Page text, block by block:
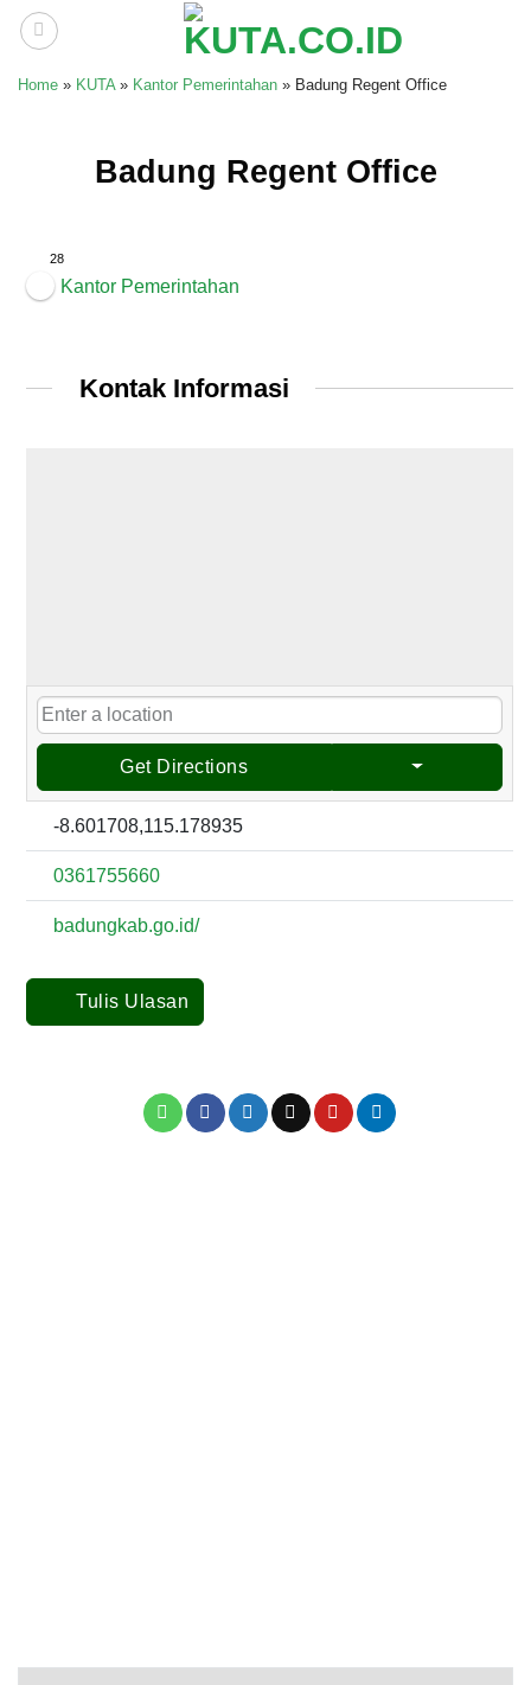
Skip
Home » KUTA» Kantor Pemerintahan » Badung Regent Office
Badung Regent Office
28
Kantor Pemerintahan
Kontak Informasi
Get Directions
-8.601708,115.178935
0361755660
badungkab.go.id/
Tulis Ulasan